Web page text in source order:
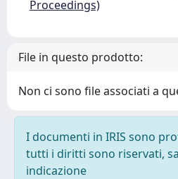
Proceedings)
File in questo prodotto:
Non ci sono file associati a
I documenti in IRIS sono
tutti i diritti sono riservati,
indicazione